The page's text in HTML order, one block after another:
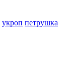
укроп петрушка